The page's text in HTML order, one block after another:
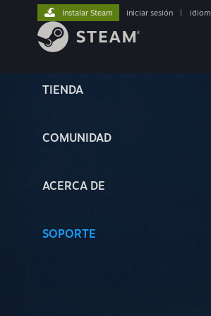
TIENDA
COMUNIDAD
ACERCA DE
SOPORTE
Instalar Steam iniciar sesión